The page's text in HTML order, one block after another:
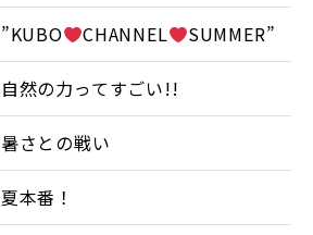
”KUBO CHANNEL SUMMER”
自然の力ってすごい!!
暑さとの戦い
夏本番！